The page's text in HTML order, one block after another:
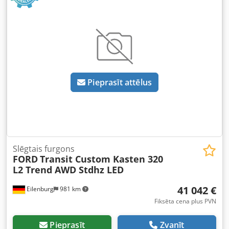
Pieprasīt attēlus
Eilenburg 981 km
Slēgtais furgons
FORDTransit Custom Kasten 320
L2 Trend AWD Stdhz LED
41 042 €
Fiksēta cena plus PVN
Pieprasīt Zvanīt